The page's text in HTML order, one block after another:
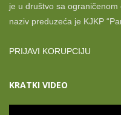
je u društvo sa
naziv preduzeća je KJKP
PRIJAVI KORUPCIJU
KRATKI VIDEO